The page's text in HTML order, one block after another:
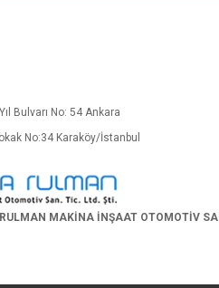
100. Yıl Bulvarı No: 54
Sokak No:34 Karaköy/
MAKİNA İNŞAAT OTOMOTİV